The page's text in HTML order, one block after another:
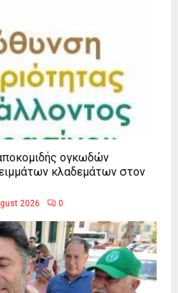
ογκωδών
κλαδεμάτων στον
2026 0